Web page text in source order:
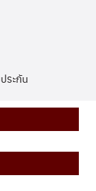
ระกัน